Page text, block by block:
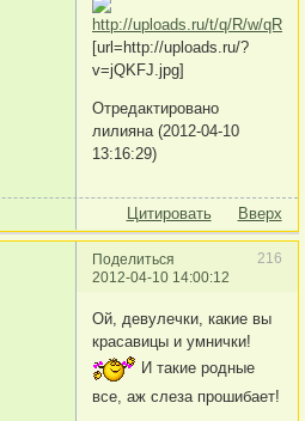
[url=http://uploads.ru/?
v=jQKFJ.jpg]
Отредактировано
лилияна (2012-04-10
13:16:29)
Цитировать Вверх
Поделиться
216
2012-04-10 14:00:12
Ой, девулечки, какие вы
красавицы и умнички!
И такие родные
все, аж слеза прошибает!